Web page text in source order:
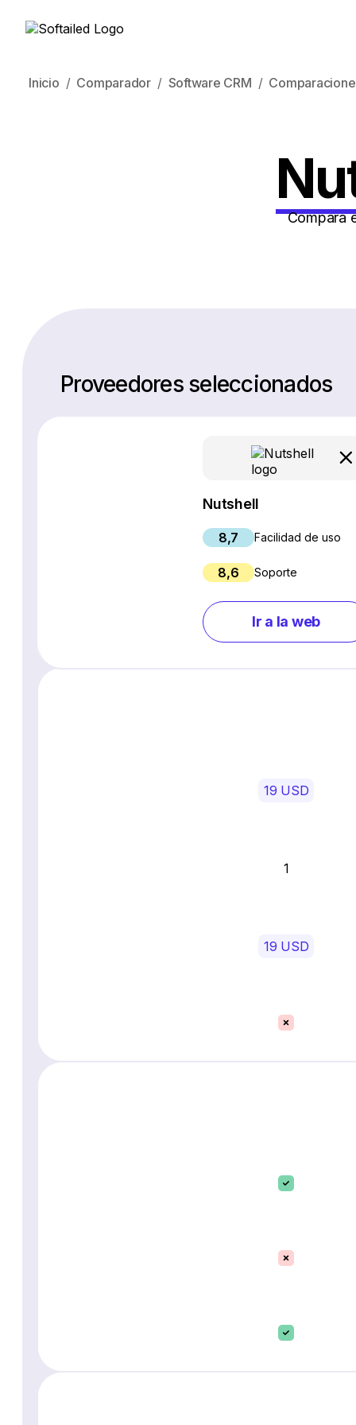
Inicio Comparador Software CRM
Compara
Proveedores seleccionados
Nutshell
8,7 Facilidad de uso
8,6 Soporte
Ir a la web
19 USD
1
19 USD